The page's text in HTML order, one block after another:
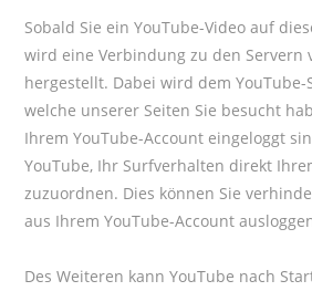
Sobald Sie ein YouTube-Video auf
wird eine Verbindung zu den Servern
hergestellt. Dabei wird dem
welche unserer Seiten Sie besucht
Ihrem YouTube-Account eingeloggt
YouTube, Ihr Surfverhalten direkt
zuzuordnen. Dies können Sie
aus Ihrem YouTube-Account
Des Weiteren kann YouTube nach